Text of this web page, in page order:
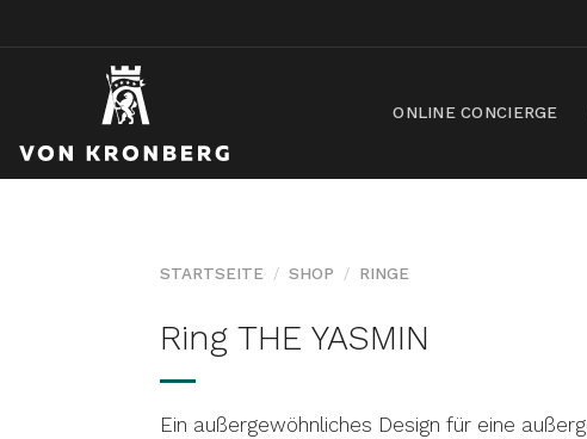
ONLINE CONCIERGE
STARTSEITE / SHOP / RINGE
Ring THE YASMIN
Ein außergewöhnliches Design für eine